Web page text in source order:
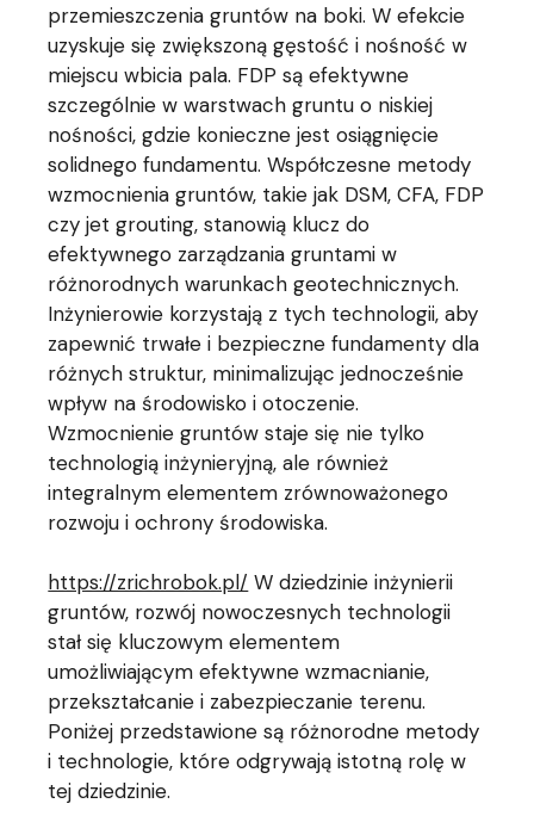
przemieszczenia gruntów na boki. W efekcie
uzyskuje się zwiększoną gęstość i nośność w
miejscu wbicia pala. FDP są efektywne
szczególnie w warstwach gruntu o niskiej
nośności, gdzie konieczne jest osiągnięcie
solidnego fundamentu. Współczesne metody
wzmocnienia gruntów, takie jak DSM, CFA, FDP
czy jet grouting, stanowią klucz do
efektywnego zarządzania gruntami w
różnorodnych warunkach geotechnicznych.
Inżynierowie korzystają z tych technologii, aby
zapewnić trwałe i bezpieczne fundamenty dla
różnych struktur, minimalizując jednocześnie
wpływ na środowisko i otoczenie.
Wzmocnienie gruntów staje się nie tylko
technologią inżynieryjną, ale również
integralnym elementem zrównoważonego
rozwoju i ochrony środowiska.
https://zrichrobok.pl/ W dziedzinie inżynierii
gruntów, rozwój nowoczesnych technologii
stał się kluczowym elementem
umożliwiającym efektywne wzmacnianie,
przekształcanie i zabezpieczanie terenu.
Poniżej przedstawione są różnorodne metody
i technologie, które odgrywają istotną rolę w
tej dziedzinie.